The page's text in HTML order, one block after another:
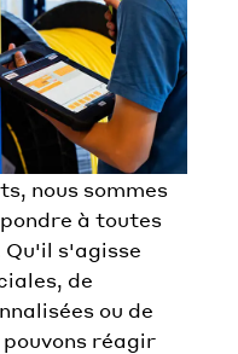
nous sommes
à toutes
Qu'il s'agisse
de
ou de
réagir